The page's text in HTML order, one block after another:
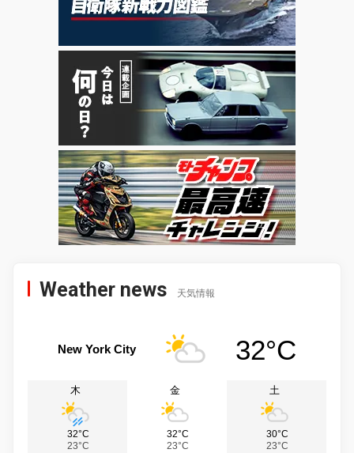
Weather news 天気情報
New York City 32°C
木
32°C
23°C
金
32°C
23°C
土
30°C
23°C